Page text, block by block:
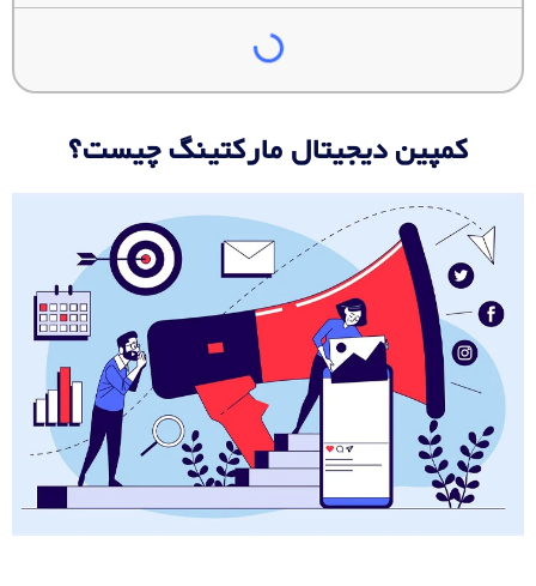
کمپین دیجیتال مارکتینگ چیست؟​